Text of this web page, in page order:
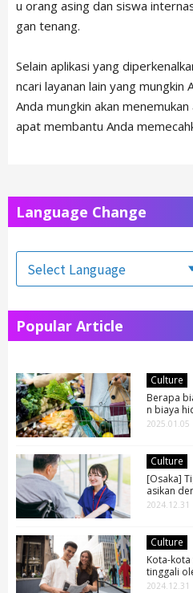
u orang asing dan siswa
gan tenang.
Selain aplikasi yang
ncari layanan lain yang mungkin
Anda mungkin akan
apat membantu Anda
Language Change
Popular Article
Culture
Berapa
n biaya
2025.01.05
Culture
[Osaka]
asikan
2024.12.31
Culture
Kota-
tinggali
2024.12.31